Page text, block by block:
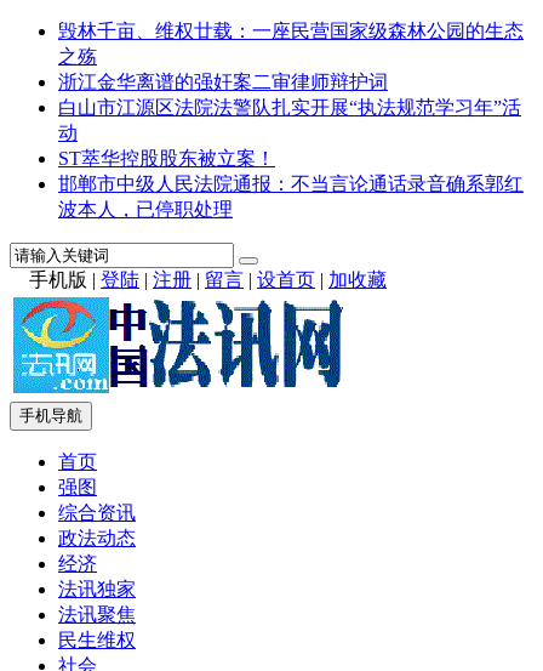
毁林千亩、维权廿载：一座民营国家级森林公园的生态
之殇
浙江金华离谱的强奸案二审律师辩护词
白山市江源区法院法警队扎实开展“执法规范学习年”活
动
ST萃华控股股东被立案！
邯郸市中级人民法院通报：不当言论通话录音确系郭红
波本人，已停职处理
手机版 | 登陆 | 注册 | 留言 | 设首页 | 加收藏
手机导航
首页
强图
综合资讯
政法动态
经济
法讯独家
法讯聚焦
民生维权
社会